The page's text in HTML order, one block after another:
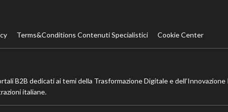
Terms&Conditions Contenuti Specialistici Cookie Center
B2B dedicati ai temi della Trasformazione Digitale e
italiane.